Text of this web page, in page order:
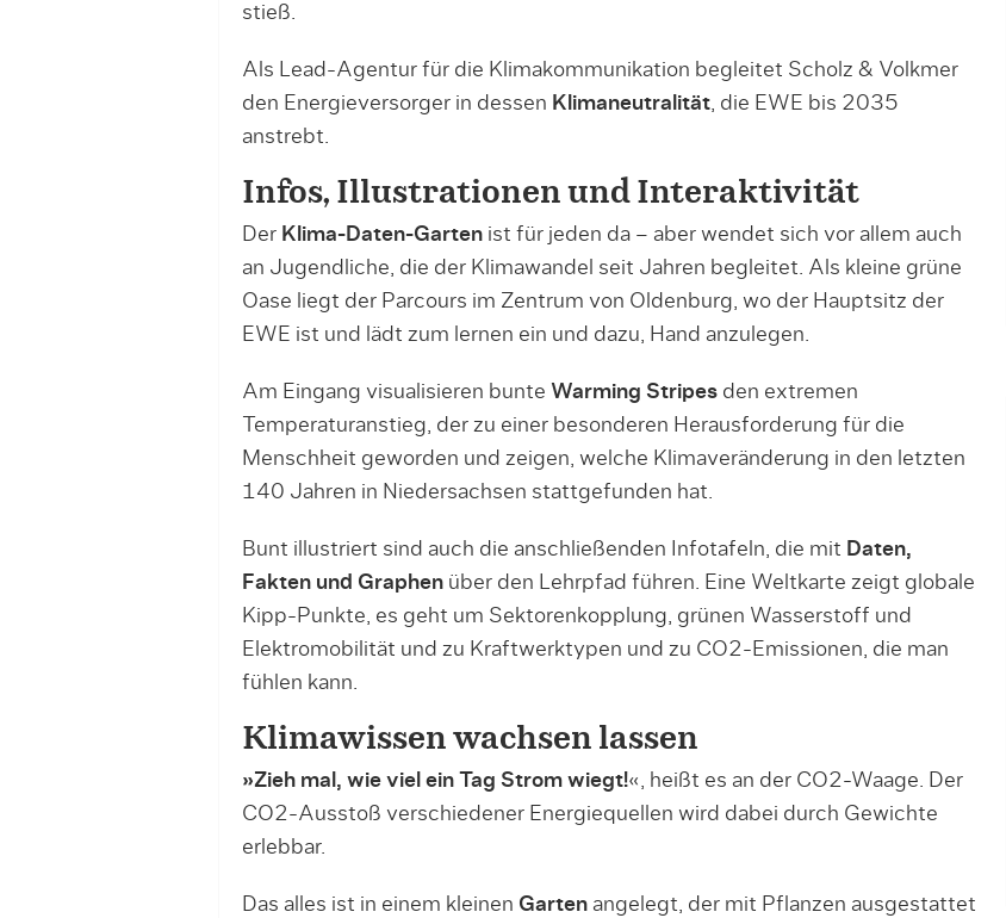
stieß.
Als Lead-Agentur für die Klimakommunikation begleitet Scholz & Volkmer
den Energieversorger in dessen Klimaneutralität, die EWE bis 2035
anstrebt.
Infos, Illustrationen und Interaktivität
Der Klima-Daten-Gartenist für jeden da – aber wendet sich vor allem auch
an Jugendliche, die der Klimawandel seit Jahren begleitet. Als kleine grüne
Oase liegt der Parcours im Zentrum von Oldenburg, wo der Hauptsitz der
EWE ist und lädt zum lernen ein und dazu, Hand anzulegen.
Am Eingang visualisieren bunte Warming Stripesden extremen
Temperaturanstieg, der zu einer besonderen Herausforderung für die
Menschheit geworden und zeigen, welche Klimaveränderung in den letzten
140 Jahren in Niedersachsen stattgefunden hat.
Bunt illustriert sind auch die anschließenden Infotafeln, die mit Daten,
Fakten und Graphenüber den Lehrpfad führen. Eine Weltkarte zeigt globale
Kipp-Punkte, es geht um Sektorenkopplung, grünen Wasserstoff und
Elektromobilität und zu Kraftwerktypen und zu CO2-Emissionen, die man
fühlen kann.
Klimawissen wachsen lassen
»Zieh mal, wie viel ein Tag Strom wiegt!«, heißt es an der CO2-Waage. Der
CO2-Ausstoß verschiedener Energiequellen wird dabei durch Gewichte
erlebbar.
Das alles ist in einem kleinen Gartenangelegt, der mit Pflanzen ausgestattet